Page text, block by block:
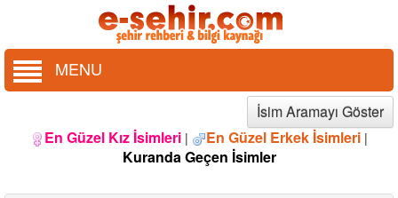
MENU
İsim Aramayı Göster
En Güzel Kız İsimleri | En Güzel Erkek İsimleri |
Kuranda Geçen İsimler